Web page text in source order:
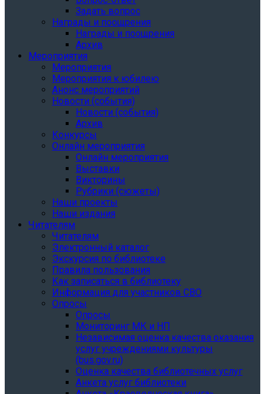
Задать вопрос
Награды и поощрения
Награды и поощрения
Архив
Мероприятия
Мероприятия
Мероприятия к юбилею
Анонс мероприятий
Новости (события)
Новости (события)
Архив
Конкурсы
Онлайн мероприятия
Онлайн мероприятия
Выставки
Викторины
Рубрики (сюжеты)
Наши проекты
Наши издания
Читателям
Читателям
Электронный каталог
Экскурсия по библиотеке
Правила пользования
Как записаться в библиотеку
Информация для участников СВО
Опросы
Опросы
Мониторинг МК и НП
Независимая оценка качества оказания
услуг учреждениями культуры
(bus.gov.ru)
Оценка качества библиотечных услуг
Анкета услуг библиотеки